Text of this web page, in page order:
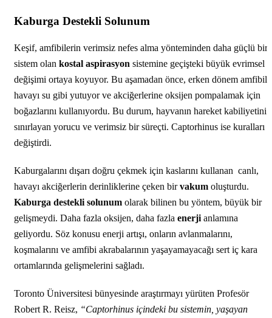
Kaburga Destekli Solunum
Keşif, amfibilerin verimsiz nefes alma yönteminden daha güçlü bir
sistem olan kostal aspirasyon sistemine geçişteki büyük evrimsel
değişimi ortaya koyuyor. Bu aşamadan önce, erken dönem
havayı su gibi yutuyor ve akciğerlerine oksijen pompalamak için
boğazlarını kullanıyordu. Bu durum, hayvanın hareket kabiliyetini
sınırlayan yorucu ve verimsiz bir süreçti. Captorhinus ise kuralları
değiştirdi.
Kaburgalarını dışarı doğru çekmek için kaslarını kullanan canlı,
havayı akciğerlerin derinliklerine çeken birvakum oluşturdu.
Kaburga destekli solunum olarak bilinen bu yöntem, büyük bir
gelişmeydi. Daha fazla oksijen, daha fazla enerji anlamına
geliyordu. Söz konusu enerji artışı, onların avlanmalarını,
koşmalarını ve amfibi akrabalarının yaşayamayacağı sert iç kara
ortamlarında gelişmelerini sağladı.
Toronto Üniversitesi bünyesinde araştırmayı yürüten Profesör
Robert R. Reisz, “Captorhinus içindeki bu sistemin, yaşayan